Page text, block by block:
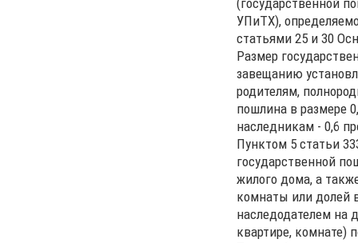
(государственной
УПиТХ),
статьями 25 и 30
Размер
завещанию
родителям,
пошлина в размере
наследникам - 0,6
Пунктом 5 статьи
государственной
жилого дома, а
комнаты или долей
наследодателем на
квартире, комнате)